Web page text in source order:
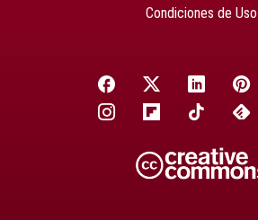
Condiciones de Uso